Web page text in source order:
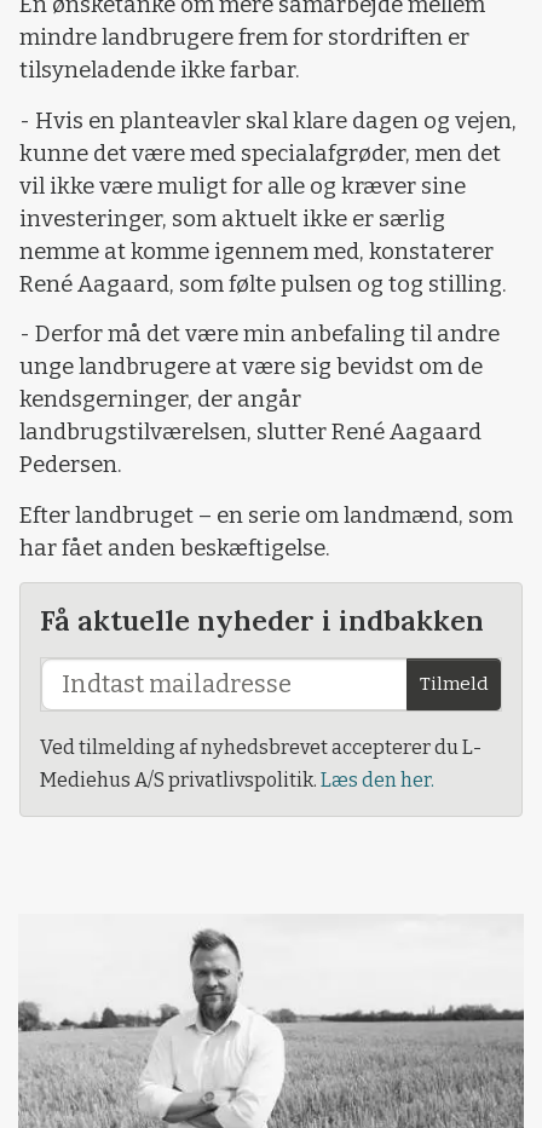
mindre landbrugere frem for stordriften er
tilsyneladende ikke farbar.
- Hvis en planteavler skal klare dagen og vejen,
kunne det være med specialafgrøder, men det
vil ikke være muligt for alle og kræver sine
investeringer, som aktuelt ikke er særlig
nemme at komme igennem med, konstaterer
René Aagaard, som følte pulsen og tog stilling.
- Derfor må det være min anbefaling til andre
unge landbrugere at være sig bevidst om de
kendsgerninger, der angår
landbrugstilværelsen, slutter René Aagaard
Pedersen.
Efter landbruget – en serie om landmænd, som
har fået anden beskæftigelse.
Få aktuelle nyheder i indbakken
Tilmeld
Ved tilmelding af nyhedsbrevet accepterer du L-
Mediehus A/S privatlivspolitik. Læs den her.